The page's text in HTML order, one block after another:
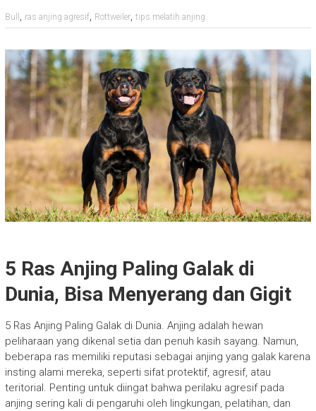
Bull , ras anjing agresif, Rottweiler, tips melatih anjing
5 Ras Anjing Paling Galak di
Dunia, Bisa Menyerang dan Gigit
5 Ras Anjing Paling Galak di Dunia. Anjing adalah hewan
peliharaan yang dikenal setia dan penuh kasih sayang. Namun,
beberapa ras memiliki reputasi sebagai anjing yang galak karena
insting alami mereka, seperti sifat protektif, agresif, atau
teritorial. Penting untuk diingat bahwa perilaku agresif pada
anjing sering kali di pengaruhi oleh lingkungan, pelatihan, dan